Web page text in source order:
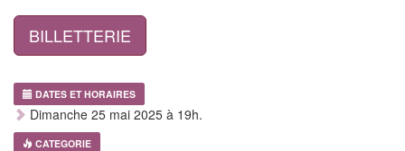
BILLETTERIE
DATES ET HORAIRES
Dimanche 25 mai 2025 à 19h.
CATEGORIE